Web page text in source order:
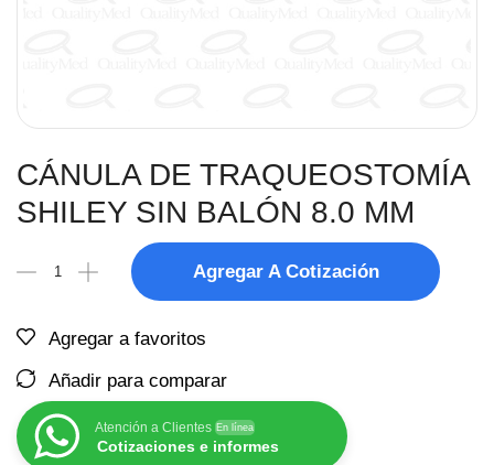
CÁNULA DE TRAQUEOSTOMÍA
SHILEY SIN BALÓN 8.0 MM
Agregar A Cotización
Agregar a favoritos
Añadir para comparar
Atención a Clientes En línea
Cotizaciones e informes